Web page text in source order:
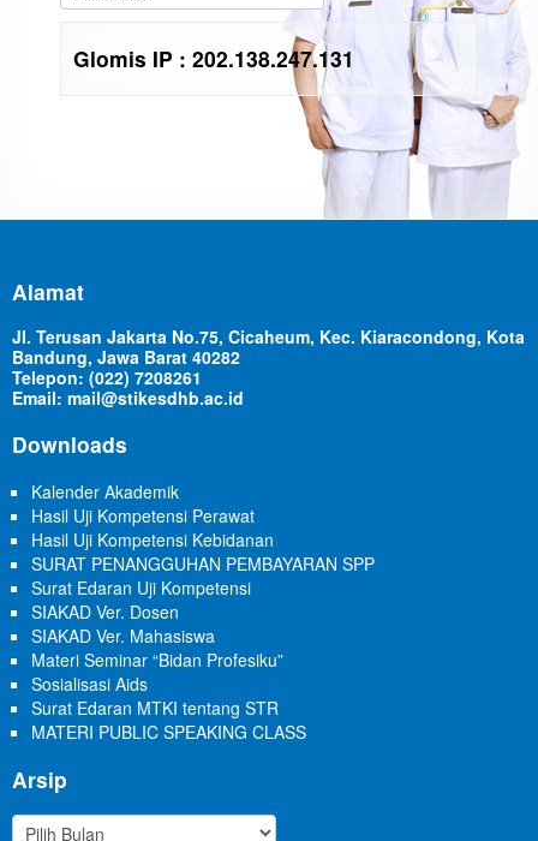
Glomis IP : 202.138.247.131
Alamat
Jl. Terusan Jakarta No.75, Cicaheum, Kec. Kiaracondong, Kota
Bandung, Jawa Barat 40282
Telepon: (022) 7208261
Email: mail@stikesdhb.ac.id
Downloads
Kalender Akademik
Hasil Uji Kompetensi Perawat
Hasil Uji Kompetensi Kebidanan
SURAT PENANGGUHAN PEMBAYARAN SPP
Surat Edaran Uji Kompetensi
SIAKAD Ver. Dosen
SIAKAD Ver. Mahasiswa
Materi Seminar “Bidan Profesiku”
Sosialisasi Aids
Surat Edaran MTKI tentang STR
MATERI PUBLIC SPEAKING CLASS
Arsip